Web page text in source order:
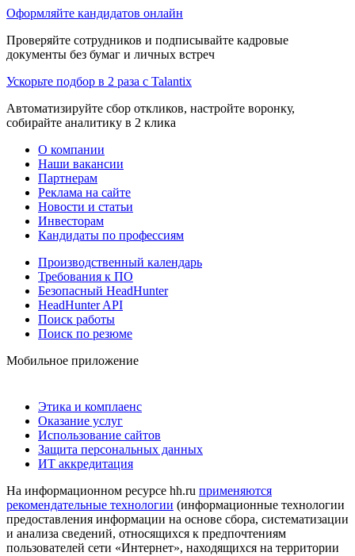
Оформляйте кандидатов онлайн
Проверяйте сотрудников и подписывайте кадровые
документы без бумаг и личных встреч
Ускорьте подбор в 2 раза с Talantix
Автоматизируйте сбор откликов, настройте воронку,
собирайте аналитику в 2 клика
О компании
Наши вакансии
Партнерам
Реклама на сайте
Новости и статьи
Инвесторам
Кандидаты по профессиям
Производственный календарь
Требования к ПО
Безопасный HeadHunter
HeadHunter API
Поиск работы
Поиск по резюме
Мобильное приложение
Этика и комплаенс
Оказание услуг
Использование сайтов
Защита персональных данных
ИТ аккредитация
На информационном ресурсе hh.ru применяются
рекомендательные технологии (информационные технологии
предоставления информации на основе сбора, систематизации
и анализа сведений, относящихся к предпочтениям
пользователей сети «Интернет», находящихся на территории